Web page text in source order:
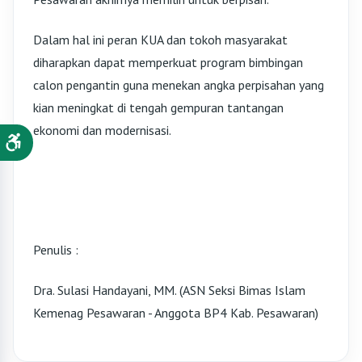
Dalam hal ini peran KUA dan tokoh masyarakat
diharapkan dapat memperkuat program bimbingan
calon pengantin guna menekan angka perpisahan yang
kian meningkat di tengah gempuran tantangan
ekonomi dan modernisasi.
Penulis :
Dra. Sulasi Handayani, MM. (ASN Seksi Bimas Islam
Kemenag Pesawaran - Anggota BP4 Kab. Pesawaran)